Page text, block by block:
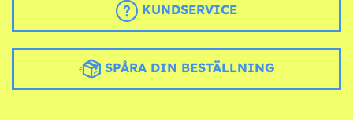
KUNDSERVICE
SPÅRA DIN BESTÄLLNING